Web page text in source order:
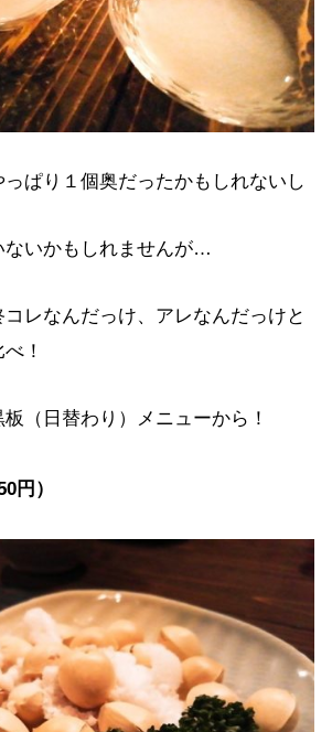
っぱり１個奥だったかもしれないし
ないかもしれませんが…
レなんだっけ、アレなんだっけと
！
（日替わり）メニューから！
円）